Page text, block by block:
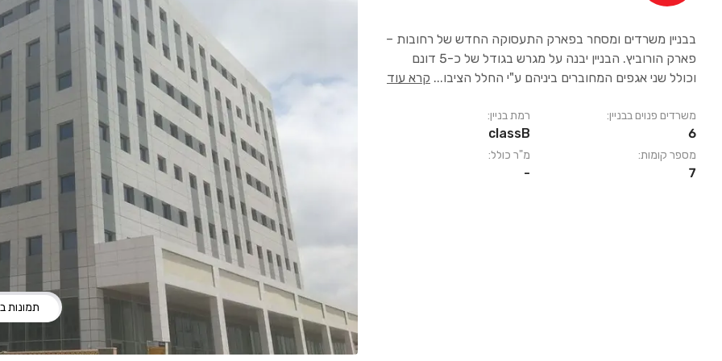
בבניין משרדים ומסחר בפארק התעסוקה החדש של רחובות –
פארק הורוביץ. הבניין יבנה על מגרש בגודל של כ-5 דונם
וכולל שני אגפים המחוברים ביניהם ע"י החלל הציבו... קרא עוד
משרדים פנוים בבניין:
6
מספר קומות:
7
רמת בניין:
classB
מ"ר כולל:
-
תמונות